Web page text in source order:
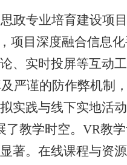
政专业培育建设项
项目深度融合信息
、实时投屏等互动
严谨的防作弊机制
实践与线下实地活
教学时空。VR教
著。在线课程与资